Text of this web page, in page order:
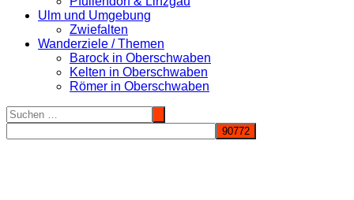
Ulm und Umgebung
Zwiefalten
Wanderziele / Themen
Barock in Oberschwaben
Kelten in Oberschwaben
Römer in Oberschwaben